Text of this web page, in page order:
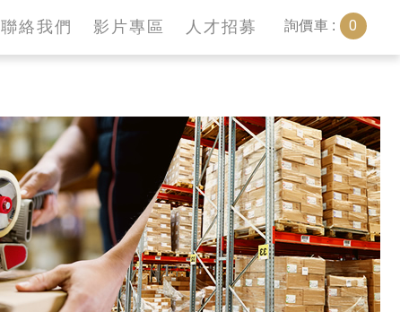
聯絡我們 影片專區 人才招募 詢價車 : 0